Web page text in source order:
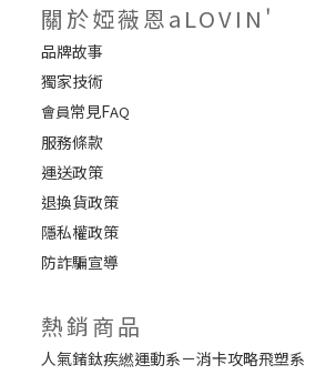
關於婭薇恩aLOVIN'
品牌故事
獨家技術
會員常見FAQ
服務條款
運送政策
退換貨政策
隱私權政策
防詐騙宣導
熱銷商品
人氣鍺鈦疾繎運動系－消卡攻略飛塑系